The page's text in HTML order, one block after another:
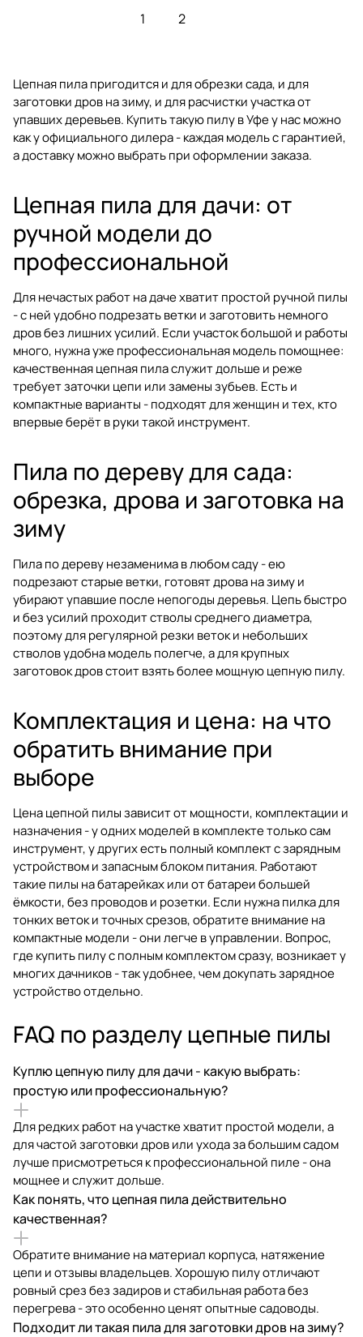
1 2
Цепная пила пригодится и для обрезки сада, и для
заготовки дров на зиму, и для расчистки участка от
упавших деревьев. Купить такую пилу в Уфе у нас можно
как у официального дилера - каждая модель с гарантией,
а доставку можно выбрать при оформлении заказа.
Цепная пила для дачи: от
ручной модели до
профессиональной
Для нечастых работ на даче хватит простой ручной пилы
- с ней удобно подрезать ветки и заготовить немного
дров без лишних усилий. Если участок большой и работы
много, нужна уже профессиональная модель помощнее:
качественная цепная пила служит дольше и реже
требует заточки цепи или замены зубьев. Есть и
компактные варианты - подходят для женщин и тех, кто
впервые берёт в руки такой инструмент.
Пила по дереву для сада:
обрезка, дрова и заготовка на
зиму
Пила по дереву незаменима в любом саду - ею
подрезают старые ветки, готовят дрова на зиму и
убирают упавшие после непогоды деревья. Цепь быстро
и без усилий проходит стволы среднего диаметра,
поэтому для регулярной резки веток и небольших
стволов удобна модель полегче, а для крупных
заготовок дров стоит взять более мощную цепную пилу.
Комплектация и цена: на что
обратить внимание при
выборе
Цена цепной пилы зависит от мощности, комплектации и
назначения - у одних моделей в комплекте только сам
инструмент, у других есть полный комплект с зарядным
устройством и запасным блоком питания. Работают
такие пилы на батарейках или от батареи большей
ёмкости, без проводов и розетки. Если нужна пилка для
тонких веток и точных срезов, обратите внимание на
компактные модели - они легче в управлении. Вопрос,
где купить пилу с полным комплектом сразу, возникает у
многих дачников - так удобнее, чем докупать зарядное
устройство отдельно.
FAQ по разделу цепные пилы
Куплю цепную пилу для дачи - какую выбрать:
простую или профессиональную?
Для редких работ на участке хватит простой модели, а
для частой заготовки дров или ухода за большим садом
лучше присмотреться к профессиональной пиле - она
мощнее и служит дольше.
Как понять, что цепная пила действительно
качественная?
Обратите внимание на материал корпуса, натяжение
цепи и отзывы владельцев. Хорошую пилу отличают
ровный срез без задиров и стабильная работа без
перегрева - это особенно ценят опытные садоводы.
Подходит ли такая пила для заготовки дров на зиму?